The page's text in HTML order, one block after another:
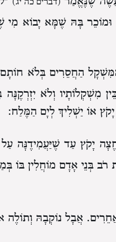
בָּהּ שֶׁמָּא יָבוֹא מִי
הַחֲסֵרִים בְּלֹא
וְלֹא יִזְרְקֶנָּה
אוֹ יַשְׁלִיךְ לְיָם הַמֶּלַח:
יָקֹץ עַד שֶׁיַּעֲמִידֶנָּה
בְּנֵי אָדָם מוֹחֲלִין בּוֹ
אֲבָל נוֹקְבָהּ וְתוֹלֶה